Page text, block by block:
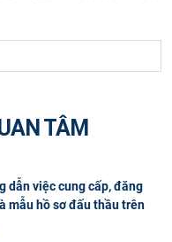
TÂM
dẫn việc cung cấp, đăng
mẫu hồ sơ đấu thầu trên